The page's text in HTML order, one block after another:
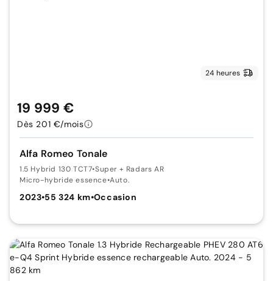
24 heures
Alfa Romeo Tonale
1.5 Hybrid 130 TCT7•Super + Radars AR
Micro-hybride essence•Auto.
2023•55 324 km•Occasion
19 999 €
Dès 201 €/mois